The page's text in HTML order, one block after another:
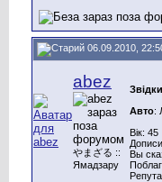
06.09.2010,
abez
やまざる ::
Ямадзару
Авто:
Вік: 45
Вы